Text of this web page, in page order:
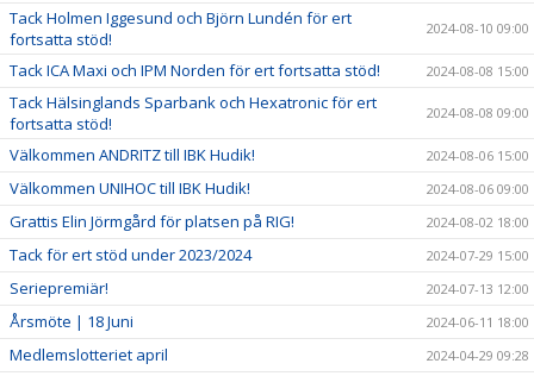
Tack Holmen Iggesund och Björn Lundén för ert
fortsatta stöd!
2024-08-10 09:00
Tack ICA Maxi och IPM Norden för ert fortsatta stöd! 2024-08-08 15:00
Tack Hälsinglands Sparbank och Hexatronic för ert
fortsatta stöd!
2024-08-08 09:00
Välkommen ANDRITZ till IBK Hudik! 2024-08-06 15:00
Välkommen UNIHOC till IBK Hudik! 2024-08-06 09:00
Grattis Elin Jörmgård för platsen på RIG! 2024-08-02 18:00
Tack för ert stöd under 2023/2024 2024-07-29 15:00
Seriepremiär! 2024-07-13 12:00
Årsmöte | 18 Juni 2024-06-11 18:00
Medlemslotteriet april
2024-04-29 09:28